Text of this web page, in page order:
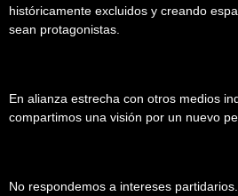
históricamente excluidos y creando
sean protagonistas.
En alianza estrecha con otros medios
compartimos una visión por un nuevo
No respondemos a intereses